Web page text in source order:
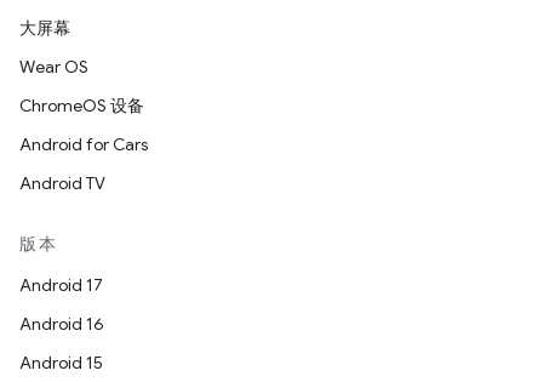
大屏幕
Wear OS
ChromeOS 设备
Android for Cars
Android TV
版本
Android 17
Android 16
Android 15